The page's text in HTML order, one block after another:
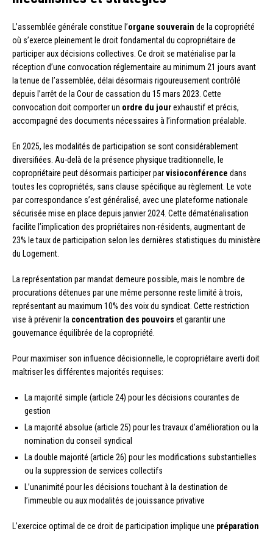
L’assemblée générale constitue l’organe souverain de la copropriété
où s’exerce pleinement le droit fondamental du copropriétaire de
participer aux décisions collectives. Ce droit se matérialise par la
réception d’une convocation réglementaire au minimum 21 jours avant
la tenue de l’assemblée, délai désormais rigoureusement contrôlé
depuis l’arrêt de la Cour de cassation du 15 mars 2023. Cette
convocation doit comporter un ordre du jourexhaustif et précis,
accompagné des documents nécessaires à l’information préalable.
En 2025, les modalités de participation se sont considérablement
diversifiées. Au-delà de la présence physique traditionnelle, le
copropriétaire peut désormais participer parvisioconférence dans
toutes les copropriétés, sans clause spécifique au règlement. Le vote
par correspondance s’est généralisé, avec une plateforme nationale
sécurisée mise en place depuis janvier 2024. Cette dématérialisation
facilite l’implication des propriétaires non-résidents, augmentant de
23% le taux de participation selon les dernières statistiques du ministère
du Logement.
La représentation par mandat demeure possible, mais le nombre de
procurations détenues par une même personne reste limité à trois,
représentant au maximum 10% des voix du syndicat. Cette restriction
vise à prévenir la concentration des pouvoirs et garantir une
gouvernance équilibrée de la copropriété.
Pour maximiser son influence décisionnelle, le copropriétaire averti doit
maîtriser les différentes majorités requises:
La majorité simple (article 24) pour les décisions courantes de
gestion
La majorité absolue (article 25) pour les travaux d’amélioration ou la
nomination du conseil syndical
La double majorité (article 26) pour les modifications substantielles
ou la suppression de services collectifs
L’unanimité pour les décisions touchant à la destination de
l’immeuble ou aux modalités de jouissance privative
L’exercice optimal de ce droit de participation implique une préparation